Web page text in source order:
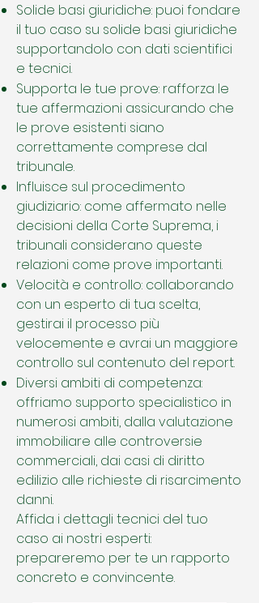
Solide basi giuridiche: puoi fondare
il tuo caso su solide basi giuridiche
supportandolo con dati scientifici
e tecnici.
Supporta le tue prove: rafforza le
tue affermazioni assicurando che
le prove esistenti siano
correttamente comprese dal
tribunale.
Influisce sul procedimento
giudiziario: come affermato nelle
decisioni della Corte Suprema, i
tribunali considerano queste
relazioni come prove importanti.
Velocità e controllo: collaborando
con un esperto di tua scelta,
gestirai il processo più
velocemente e avrai un maggiore
controllo sul contenuto del report.
Diversi ambiti di competenza:
offriamo supporto specialistico in
numerosi ambiti, dalla valutazione
immobiliare alle controversie
commerciali, dai casi di diritto
edilizio alle richieste di risarcimento
danni.
Affida i dettagli tecnici del tuo
caso ai nostri esperti:
prepareremo per te un rapporto
concreto e convincente.